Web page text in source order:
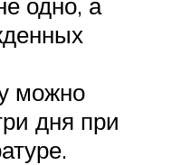
можно
дня при